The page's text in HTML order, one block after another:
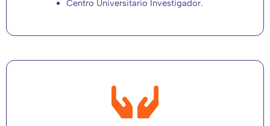
Centro Universitario Investigador.